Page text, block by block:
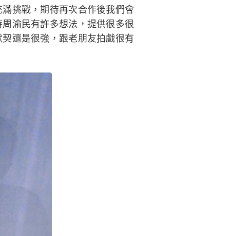
挑戰，期待再次合作後我們會
渝民有許多想法，提供很多很
還是很強，跟老朋友拍戲很有